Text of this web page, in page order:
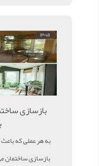
بازسازی
به هر عملی که باعث
بازسازی ساختمان